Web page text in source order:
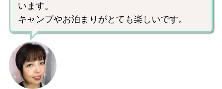
います。
キャンプやお泊まりがとても楽しいです。